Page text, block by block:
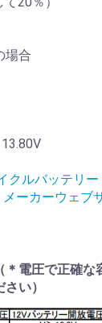
場合
ルバッテリー
メーカーウェブ
＊電圧で正確な
い）